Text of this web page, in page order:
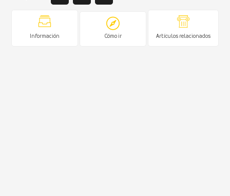
Información Cómo ir Artículos relacionados